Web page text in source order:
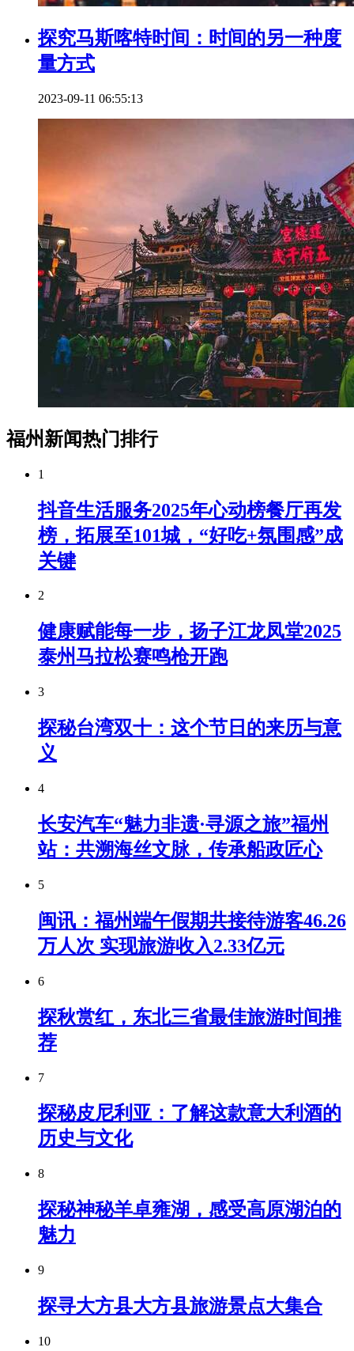
探究马斯喀特时间：时间的另一种度
量方式
2023-09-11 06:55:13
福州新闻热门排行
1
抖音生活服务2025年心动榜餐厅再发
榜，拓展至101城，“好吃+氛围感”成
关键
2
健康赋能每一步，扬子江龙凤堂2025
泰州马拉松赛鸣枪开跑
3
探秘台湾双十：这个节日的来历与意
义
4
长安汽车“魅力非遗·寻源之旅”福州
站：共溯海丝文脉，传承船政匠心
5
闽讯：福州端午假期共接待游客46.26
万人次 实现旅游收入2.33亿元
6
探秋赏红，东北三省最佳旅游时间推
荐
7
探秘皮尼利亚：了解这款意大利酒的
历史与文化
8
探秘神秘羊卓雍湖，感受高原湖泊的
魅力
9
探寻大方县大方县旅游景点大集合
10